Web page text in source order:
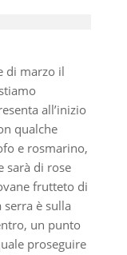
di marzo il
all’inizio
qualche
e rosmarino,
sarà di rose
frutteto di
è sulla
un punto
proseguire